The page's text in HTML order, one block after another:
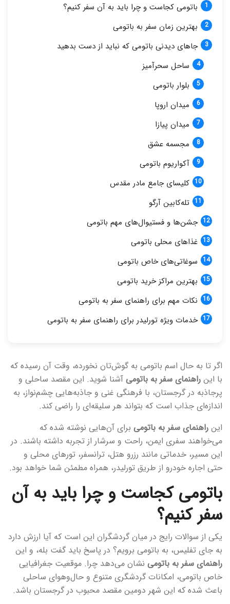
باتومی کجاست و چرا باید به آن سفر کنیم؟
بهترین زمان سفر به باتومی
جاهای دیدنی باتومی که نباید از دست بدهید
ساحل سحرآمیز
بلوار باتومی
میدان اروپا
میدان پیازا
مجسمه عشق
آکواریوم باتومی
کلیسای جامع مادر مقدس
تله‌کابین آرگو
جشن‌ها و فستیوال‌های مهم باتومی
غذاهای محلی باتومی
سوغاتی‌های خاص باتومی
بهترین مراکز خرید باتومی
نکات مهم برای راهنمای سفر به باتومی
خدمات ویژه تورلیدر برای راهنمای سفر به باتومی
اگر تا به حال اسم باتومی به گوش‌تان نخورده، وقت آن رسیده که
با این راهنمای سفر به باتومی آشنا شوید. این مقصد ساحلی و
پرجاذبه در گرجستان، با فرهنگی غنی و جاذبه‌هایی چشم‌نواز، به
اندازه‌ای جذاب است که بتواند هر سلیقه‌ای را راضی کند.
این راهنمای سفر به باتومی برای آن‌هایی نوشته شده که
می‌خواهند سفری ایمن، راحت و سرشار از تجربه داشته باشند. در
این مسیر، خدماتی مانند رزرو هتل، ترانسفر، تورهای محلی و
حتی اجاره خودرو از طریق تورلیدر، همراه مطمئن شما خواهد بود.
باتومی کجاست و چرا باید به آن
سفر کنیم؟
یکی از سوالات رایج در میان گردشگران این است که آیا ارزش دارد
به جای تفلیس، به باتومی برویم؟ در پاسخ باید گفت بله، و این
راهنمای سفر به باتومی نشان می‌دهد چرا. موقعیت جغرافیایی
خاص باتومی، امکانات گردشگری متنوع و حال‌وهوای ساحلی
باعث شده که این شهر دومین مقصد محبوب در گرجستان باشد.